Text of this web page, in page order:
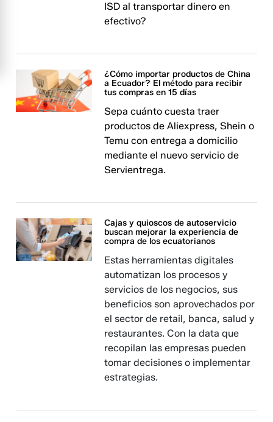
ISD al transportar dinero en
efectivo?
¿Cómo importar productos de China
a Ecuador? El método para recibir
tus compras en 15 días
Sepa cuánto cuesta traer
productos de Aliexpress, Shein o
Temu con entrega a domicilio
mediante el nuevo servicio de
Servientrega.
Cajas y quioscos de autoservicio
buscan mejorar la experiencia de
compra de los ecuatorianos
Estas herramientas digitales
automatizan los procesos y
servicios de los negocios, sus
beneficios son aprovechados por
el sector de retail, banca, salud y
restaurantes. Con la data que
recopilan las empresas pueden
tomar decisiones o implementar
estrategias.